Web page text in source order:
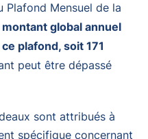
Plafond Mensuel de la
montant global annuel
plafond, soit 171
peut être dépassé
sont attribués à
spécifique concernant